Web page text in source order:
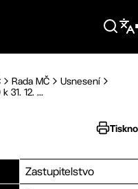
Rada MČ
Usnesení
31. 12. ...
Zastupitelstvo